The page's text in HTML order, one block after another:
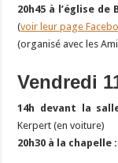
20h45 à l’église de
(voir leur page
(organisé avec les
Vendredi
14h devant la
Kerpert (en voiture)
20h30 à la chapelle :